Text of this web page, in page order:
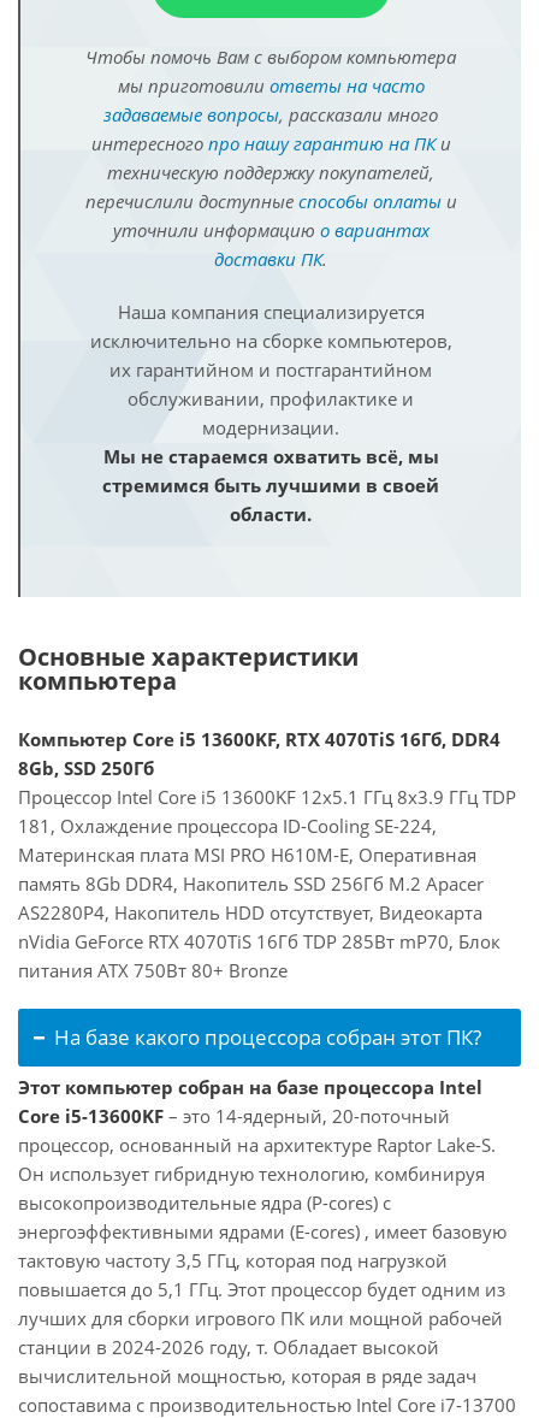
Чтобы помочь Вам с выбором компьютера
мы приготовили ответы на часто
задаваемые вопросы, рассказали много
интересного про нашу гарантию на ПКи
техническую поддержку покупателей,
перечислили доступные способы оплатыи
уточнили информацию о вариантах
доставки ПК.
Наша компания специализируется
исключительно на сборке компьютеров,
их гарантийном и постгарантийном
обслуживании, профилактике и
модернизации.
Мы не стараемся охватить всё, мы
стремимся быть лучшими в своей
области.
Основные характеристики
компьютера
Компьютер Core i5 13600KF, RTX 4070TiS 16Гб, DDR4
8Gb, SSD 250Гб
Процессор Intel Core i5 13600KF 12x5.1 ГГц 8x3.9 ГГц TDP
181, Охлаждение процессора ID-Cooling SE-224,
Материнская плата MSI PRO H610M-E, Оперативная
память 8Gb DDR4, Накопитель SSD 256Гб M.2 Apacer
AS2280P4, Накопитель HDD отсутствует, Видеокарта
nVidia GeForce RTX 4070TiS 16Гб TDP 285Вт mP70, Блок
питания ATX 750Вт 80+ Bronze
На базе какого процессора собран этот ПК?
Этот компьютер собран на базе процессора Intel
Core i5-13600KF – это 14-ядерный, 20-поточный
процессор, основанный на архитектуре Raptor Lake-S.
Он использует гибридную технологию, комбинируя
высокопроизводительные ядра (P-cores) с
энергоэффективными ядрами (E-cores) , имеет базовую
тактовую частоту 3,5 ГГц, которая под нагрузкой
повышается до 5,1 ГГц. Этот процессор будет одним из
лучших для сборки игрового ПК или мощной рабочей
станции в 2024-2026 году, т. Обладает высокой
вычислительной мощностью, которая в ряде задач
сопоставима с производительностью Intel Core i7-13700